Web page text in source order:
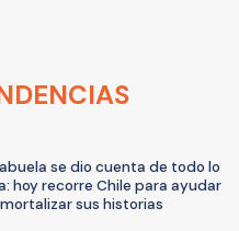
se dio cuenta de todo lo
hoy recorre Chile para ayudar
sus historias